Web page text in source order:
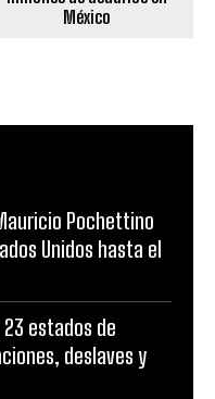
México
Pochettino
Unidos hasta el
estados de
deslaves y